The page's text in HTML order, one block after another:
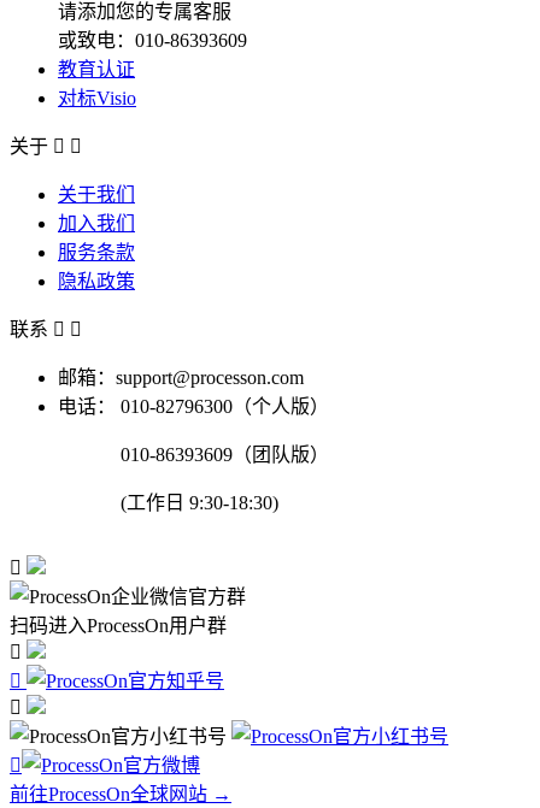
请添加您的专属客服
或致电：010-86393609
教育认证
对标Visio
关于  
关于我们
加入我们
服务条款
隐私政策
联系  
邮箱：support@processon.com
电话：
010-82796300（个人版）
010-86393609（团队版）
(工作日 9:30-18:30)

扫码进入ProcessOn用户群




前往ProcessOn全球网站 →